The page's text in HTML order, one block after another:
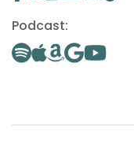
Podcast: